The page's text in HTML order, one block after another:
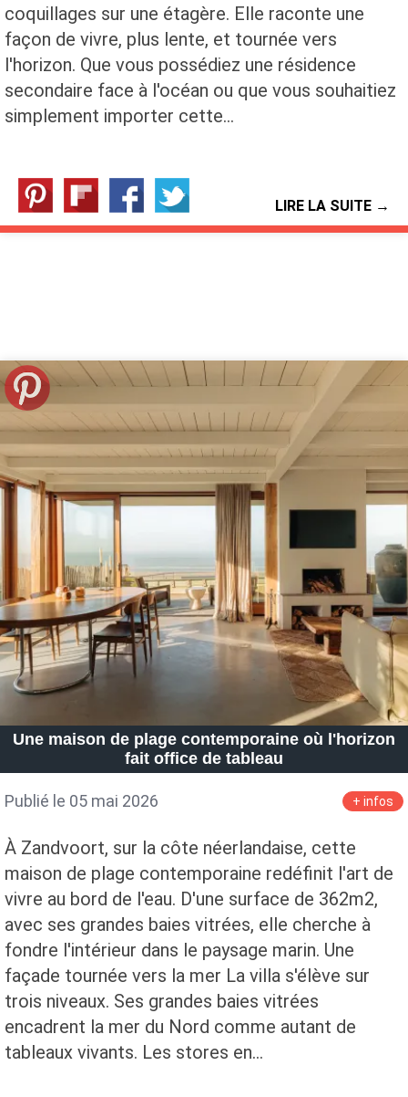
coquillages sur une étagère. Elle raconte une
façon de vivre, plus lente, et tournée vers
l'horizon. Que vous possédiez une résidence
secondaire face à l'océan ou que vous souhaitiez
simplement importer cette…
LIRE LA SUITE →
Une maison de plage contemporaine où l'horizon
fait office de tableau
Publié le 05 mai 2026 + infos
À Zandvoort, sur la côte néerlandaise, cette
maison de plage contemporaine redéfinit l'art de
vivre au bord de l'eau. D'une surface de 362m2,
avec ses grandes baies vitrées, elle cherche à
fondre l'intérieur dans le paysage marin. Une
façade tournée vers la mer La villa s'élève sur
trois niveaux. Ses grandes baies vitrées
encadrent la mer du Nord comme autant de
tableaux vivants. Les stores en…